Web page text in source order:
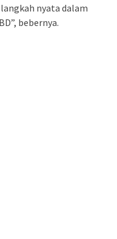
nyata dalam
bebernya.